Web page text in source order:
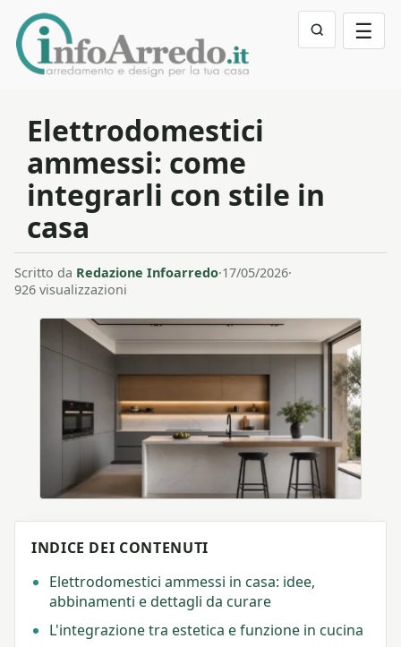
☰
Elettrodomestici
ammessi: come
integrarli con stile in
casa
Scritto da Redazione Infoarredo·17/05/2026·
926 visualizzazioni
INDICE DEI CONTENUTI
Elettrodomestici ammessi in casa: idee,
abbinamenti e dettagli da curare
L'integrazione tra estetica e funzione in cucina